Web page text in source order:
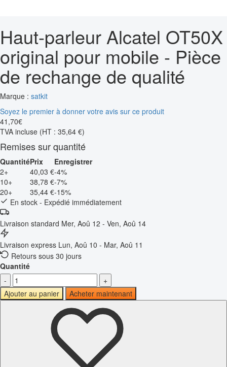
Haut-parleur Alcatel OT50X
original pour mobile - Pièce
de rechange de qualité
Marque : satkit
Soyez le premier à donner votre avis sur ce produit
41 ,70€
TVA incluse (HT : 35,64 €)
Remises sur quantité
QuantitéPrix
Enregistrer
2+
40,03 €-4%
10+
38,78 €-7%
20+
35,44 €-15%
En stock - Expédié immédiatement
Livraison standard Mer, Aoû 12 - Ven, Aoû 14
Livraison express Lun, Aoû 10 - Mar, Aoû 11
Retours sous 30 jours
Quantité
-
+
Ajouter au panier
Acheter maintenant